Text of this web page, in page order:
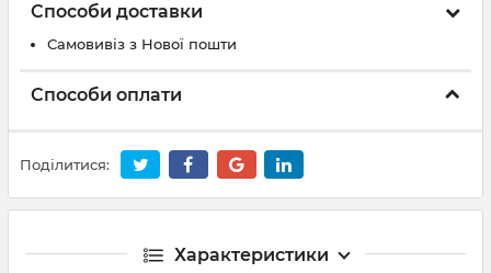
Способи доставки
Самовивіз з Нової пошти
Способи оплати
Поділитися:
Характеристики